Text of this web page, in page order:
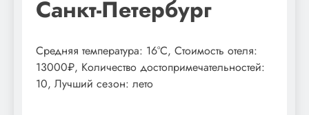
Санкт-Петербург
Средняя температура: 16°C, Стоимость отеля:
13000₽, Количество достопримечательностей:
10, Лучший сезон: лето